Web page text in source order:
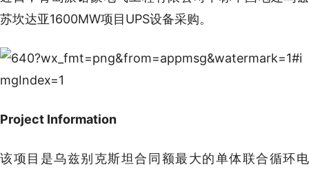
苏坎达亚1600MW项目UPS设备采购。
Project Information
该项目是乌兹别克斯坦合同额最大的单体联合循环电